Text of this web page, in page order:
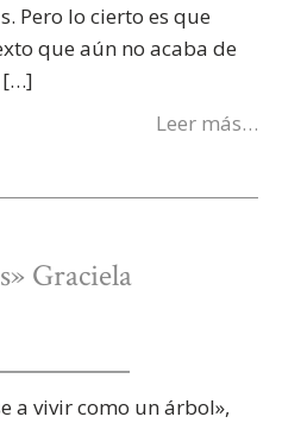
Pero lo cierto es que
que aún no acaba de
[…]
Leer más…
Graciela
a vivir como un árbol»,